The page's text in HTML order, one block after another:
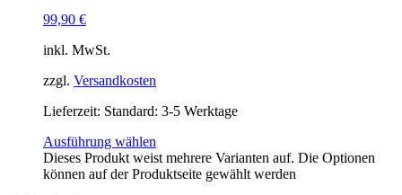
99,90 €
inkl. MwSt.
zzgl. Versandkosten
Lieferzeit: Standard: 3-5 Werktage
Ausführung wählen
Dieses Produkt weist mehrere Varianten auf. Die Optionen
können auf der Produktseite gewählt werden